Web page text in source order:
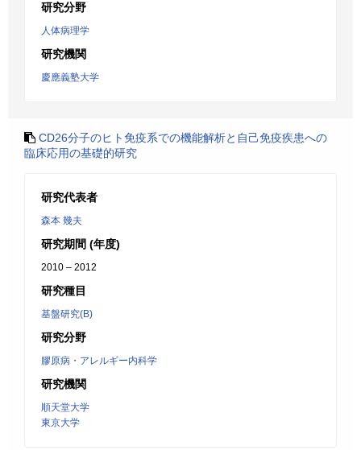
研究分野
人体病理学
研究機関
慶應義塾大学
CD26分子のヒト免疫系での機能解析と自己免疫疾患への
臨床応用の基礎的研究
研究代表者
森本 幾夫
研究期間 (年度)
2010 – 2012
研究種目
基盤研究(B)
研究分野
膠原病・アレルギー内科学
研究機関
順天堂大学
東京大学